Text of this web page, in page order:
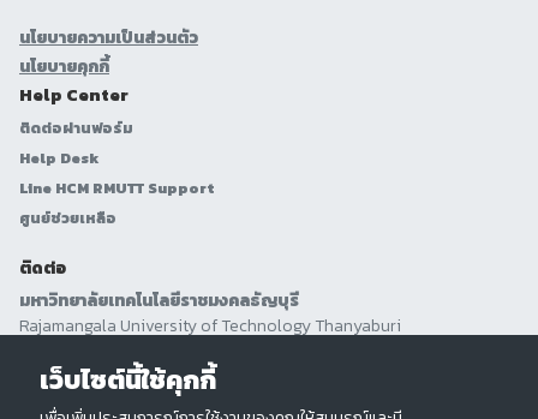
นโยบายความเป็นส่วนตัว
นโยบายคุกกี้
Help Center
ติดต่อผ่านฟอร์ม
Help Desk
Line HCM RMUTT Support
ศูนย์ช่วยเหลือ
ติดต่อ
มหาวิทยาลัยเทคโนโลยีราชมงคลธัญบุรี
Rajamangala University of Technology Thanyaburi
ที่อยู่ :39 หมู่ที่ 1 ตำบลคลองหก อำเภอคลองหลวง จังหวัดปทุมธานี 12110
เว็บไซต์นี้ใช้คุกกี้